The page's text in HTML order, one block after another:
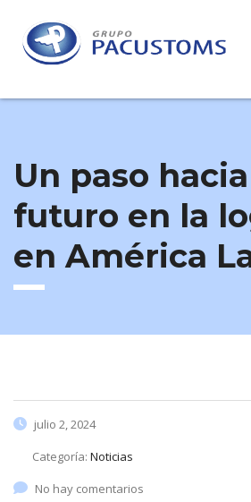
Un paso
futuro en la
en América
julio 2, 2024
Categoría: Noticias
No hay comentarios